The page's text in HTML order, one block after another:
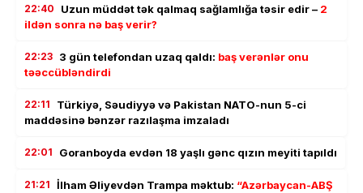
22:40 Uzun müddət tək qalmaq sağlamlığa təsir edir – 2
ildən sonra nə baş verir?
22:23 3 gün telefondan uzaq qaldı: baş verənlər onu
təəccübləndirdi
22:11
Türkiyə, Səudiyyə və Pakistan NATO-nun 5-ci
maddəsinə bənzər razılaşma imzaladı
22:01 Goranboyda evdən 18 yaşlı gənc qızın meyiti tapıldı
21:21 İlham Əliyevdən Trampa məktub: “Azərbaycan-ABŞ